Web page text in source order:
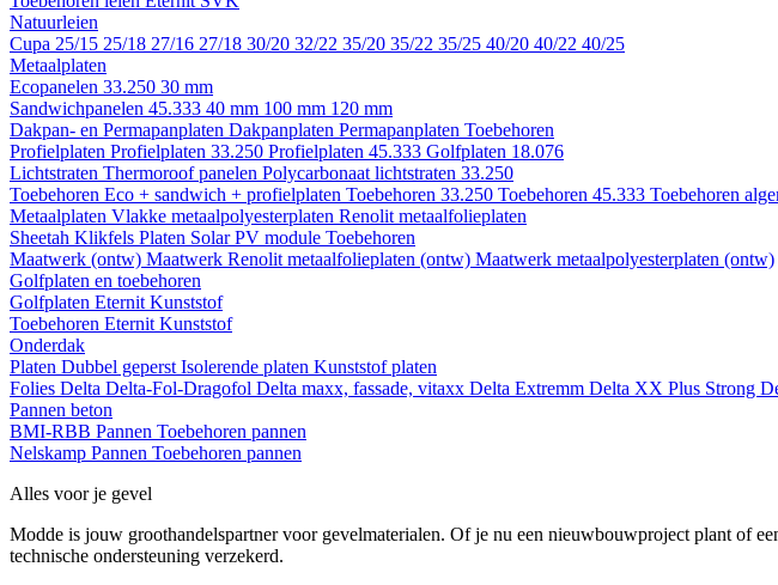
Natuurleien
Cupa 25/15 25/18 27/16 27/18 30/20 32/22 35/20 35/22 35/25 40/20 40/22 40/25
Metaalplaten
Ecopanelen 33.250 30 mm
Sandwichpanelen 45.333 40 mm 100 mm 120 mm
Dakpan- en Permapanplaten Dakpanplaten Permapanplaten Toebehoren
Profielplaten Profielplaten 33.250 Profielplaten 45.333 Golfplaten 18.076
Lichtstraten Thermoroof panelen Polycarbonaat lichtstraten 33.250
Toebehoren Eco + sandwich + profielplaten Toebehoren 33.250 Toebehoren 45.333 Toebehoren
Metaalplaten Vlakke metaalpolyesterplaten Renolit metaalfolieplaten
Sheetah Klikfels Platen Solar PV module Toebehoren
Maatwerk (ontw) Maatwerk Renolit metaalfolieplaten (ontw) Maatwerk metaalpolyesterplaten (ontw)
Golfplaten en toebehoren
Golfplaten Eternit Kunststof
Toebehoren Eternit Kunststof
Onderdak
Platen Dubbel geperst Isolerende platen Kunststof platen
Folies Delta Delta-Fol-Dragofol Delta maxx, fassade, vitaxx Delta Extremm Delta XX Plus Strong
Pannen beton
BMI-RBB Pannen Toebehoren pannen
Nelskamp Pannen Toebehoren pannen
Alles voor je gevel
Modde is jouw groothandelspartner voor gevelmaterialen. Of je nu een nieuwbouwproject plant of
technische ondersteuning verzekerd.